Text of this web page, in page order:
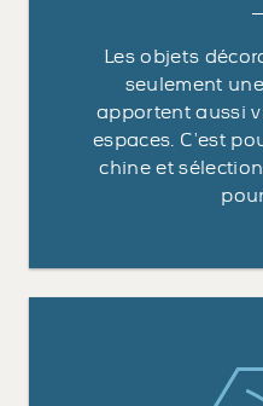
Les objets
seulement
apportent aussi
espaces. C’est
chine et